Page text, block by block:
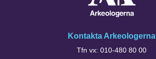
Kontakta Arkeologerna
Tfn vx: 010-480 80 00